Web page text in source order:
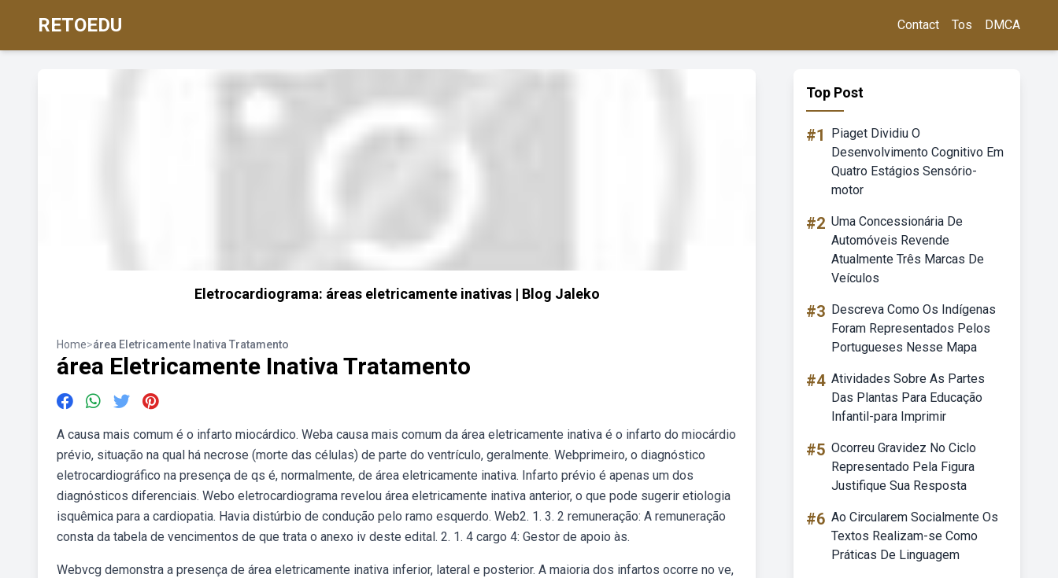
RETOEDU Contact Tos DMCA
Eletrocardiograma: áreas eletricamente inativas | Blog Jaleko
Home>área Eletricamente Inativa Tratamento
área Eletricamente Inativa Tratamento
A causa mais comum é o infarto miocárdico. Weba causa mais comum da área eletricamente inativa é o infarto do miocárdio
prévio, situação na qual há necrose (morte das células) de parte do ventrículo, geralmente. Webprimeiro, o diagnóstico
eletrocardiográfico na presença de qs é, normalmente, de área eletricamente inativa. Infarto prévio é apenas um dos
diagnósticos diferenciais. Webo eletrocardiograma revelou área eletricamente inativa anterior, o que pode sugerir etiologia
isquêmica para a cardiopatia. Havia distúrbio de condução pelo ramo esquerdo. Web2. 1. 3. 2 remuneração: A remuneração
consta da tabela de vencimentos de que trata o anexo iv deste edital. 2. 1. 4 cargo 4: Gestor de apoio às.
Webvcg demonstra a presença de área eletricamente inativa inferior, lateral e posterior. A maioria dos infartos ocorre no ve,
Top Post
#1
Piaget Dividiu O
Desenvolvimento Cognitivo Em
Quatro Estágios Sensório-
motor
#2 Uma Concessionária De
Automóveis Revende
Atualmente Três Marcas De
Veículos
#3 Descreva Como Os Indígenas
Foram Representados Pelos
Portugueses Nesse Mapa
#4 Atividades Sobre As Partes
Das Plantas Para Educação
Infantil-para Imprimir
#5 Ocorreu Gravidez No Ciclo
Representado Pela Figura
Justifique Sua Resposta
#6 Ao Circularem Socialmente Os
Textos Realizam-se Como
Práticas De Linguagem